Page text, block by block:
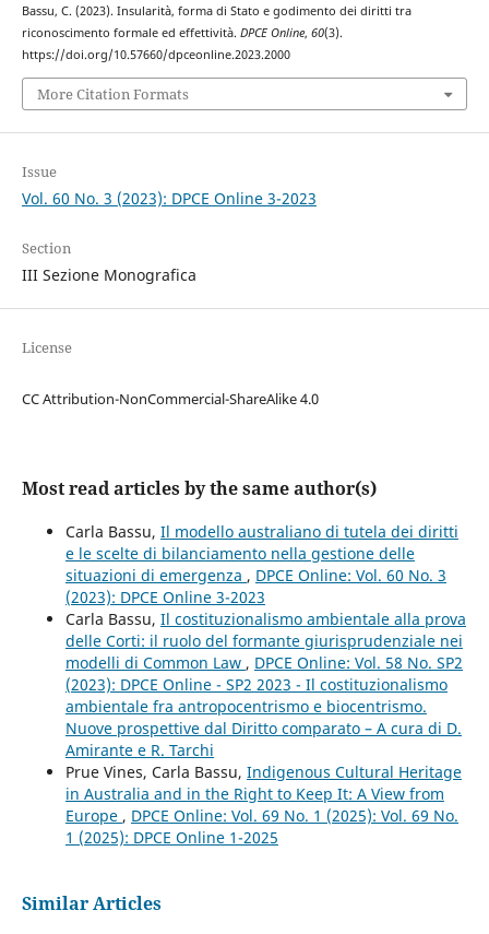
Bassu, C. (2023). Insularità, forma di Stato e godimento dei diritti tra
riconoscimento formale ed effettività. DPCE Online, 60(3).
https://doi.org/10.57660/dpceonline.2023.2000
More Citation Formats
Issue
Vol. 60 No. 3 (2023): DPCE Online 3-2023
Section
III Sezione Monografica
License
CC Attribution-NonCommercial-ShareAlike 4.0
Most read articles by the same author(s)
Carla Bassu, Il modello australiano di tutela dei diritti
e le scelte di bilanciamento nella gestione delle
situazioni di emergenza , DPCE Online: Vol. 60 No. 3
(2023): DPCE Online 3-2023
Carla Bassu, Il costituzionalismo ambientale alla prova
delle Corti: il ruolo del formante giurisprudenziale nei
modelli di Common Law , DPCE Online: Vol. 58 No. SP2
(2023): DPCE Online - SP2 2023 - Il costituzionalismo
ambientale fra antropocentrismo e biocentrismo.
Nuove prospettive dal Diritto comparato – A cura di D.
Amirante e R. Tarchi
Prue Vines, Carla Bassu, Indigenous Cultural Heritage
in Australia and in the Right to Keep It: A View from
Europe , DPCE Online: Vol. 69 No. 1 (2025): Vol. 69 No.
1 (2025): DPCE Online 1-2025
Similar Articles